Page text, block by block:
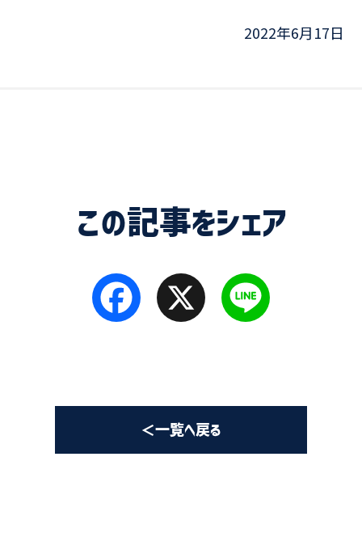
2022年6月17日
この記事をシェア
Facebook
＜一覧へ戻る